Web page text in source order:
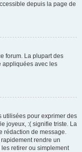
depuis la page de
forum. La plupart des
appliquées avec les
utilisées pour exprimer des
joyeux, :( signifie triste. La
rédaction de message.
rendre un
retirer ou simplement